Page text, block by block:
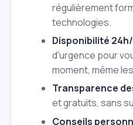
régulièrement
technologies.
Disponibilité
d'urgence pour
moment, même
Transparence
et gratuits, sans
Conseils